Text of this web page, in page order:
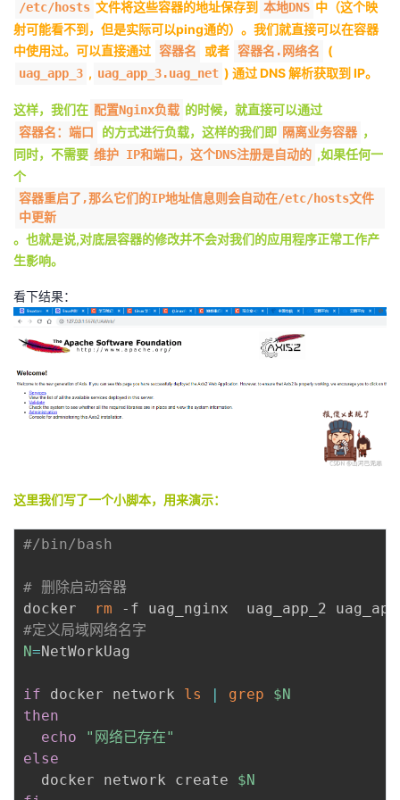
/etc/hosts 文件将这些容器的地址保存到 本地DNS 中（这个映
射可能看不到，但是实际可以ping通的）。我们就直接可以在容器
中使用过。可以直接通过 容器名 或者 容器名.网络名 (
uag_app_3 , uag_app_3.uag_net ) 通过 DNS 解析获取到 IP。
这样，我们在 配置Nginx负载 的时候，就直接可以通过
容器名：端口 的方式进行负载，这样的我们即 隔离业务容器 ，
同时，不需要 维护 IP和端口，这个DNS注册是自动的 ,如果任何一
个
容器重启了,那么它们的IP地址信息则会自动在/etc/hosts文件
中更新
。也就是说,对底层容器的修改并不会对我们的应用程序正常工作产
生影响。
看下结果：
这里我们写了一个小脚本，用来演示：
#/bin/bash
# 删除启动容器
docker
rm
#定义局域网络名字
N=NetWorkUag
if docker network ls grep
$N
then
echo
"网络已存在"
else
  docker network create
$N